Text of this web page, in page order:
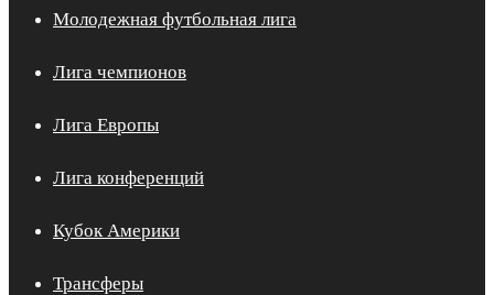
Молодежная футбольная лига
Лига чемпионов
Лига Европы
Лига конференций
Кубок Америки
Трансферы